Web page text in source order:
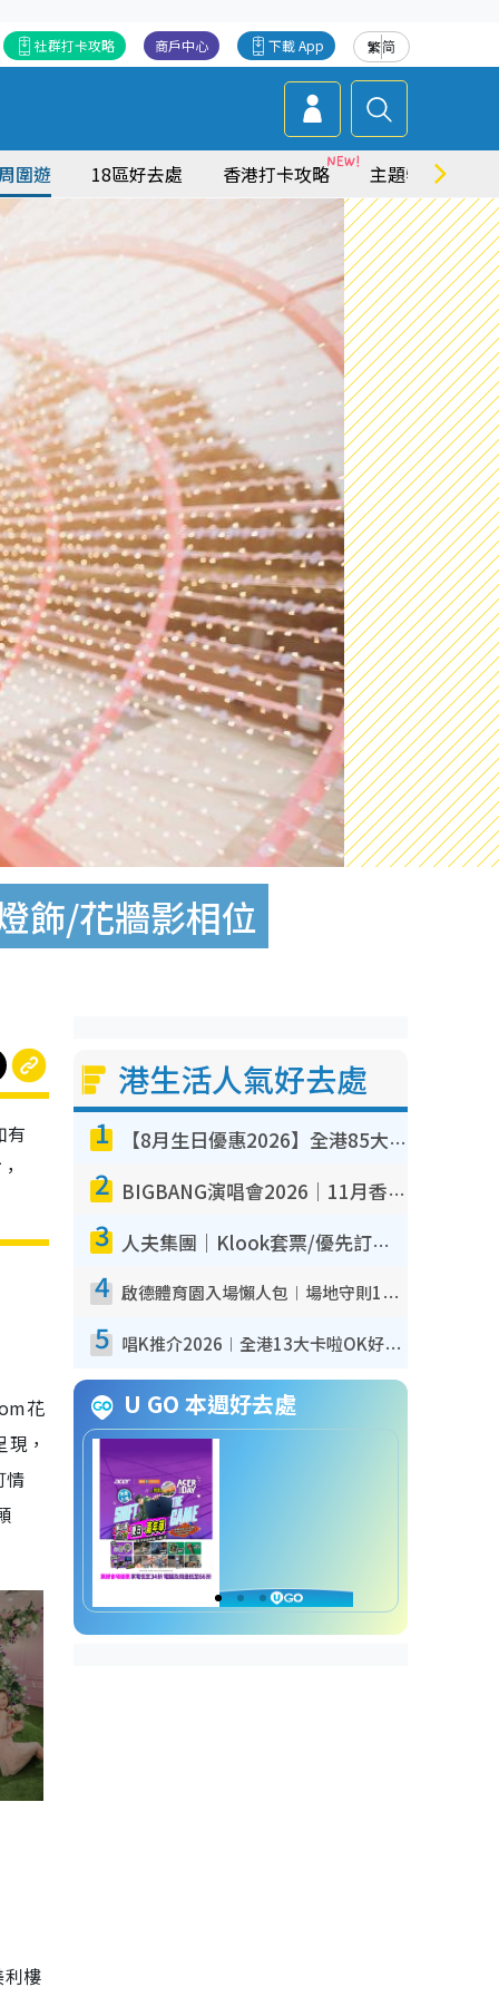
繁简
下載 App
商戶中心
社群打卡攻略
圍遊 18區好去處 香港打卡攻略 主題特集
飾/花牆影相位
有
花
，
情
樓
港生活人氣好去處
1 【8月生日優惠2026】全港85大食買玩著數攻略 自助餐/火鍋放題同行免費＋誠品/DONKI送現金券
2 BIGBANG演唱會2026｜11月香港啟德開3場！實名制VIP申請、優先購票攻略
3 人夫集團｜Klook套票/優先訂票/公開發售搶飛攻略！附票價.購票連結.場地座位表
4 啟德體育園入場懶人包︱場地守則12違禁品不可進場准帶細水樽但全場禁樽蓋！應援牌有限制！
5 唱K推介2026︱全港13大卡啦OK好去處！最平$36起 日文K都有！(附地址+收費詳情)
U GO 本週好去處